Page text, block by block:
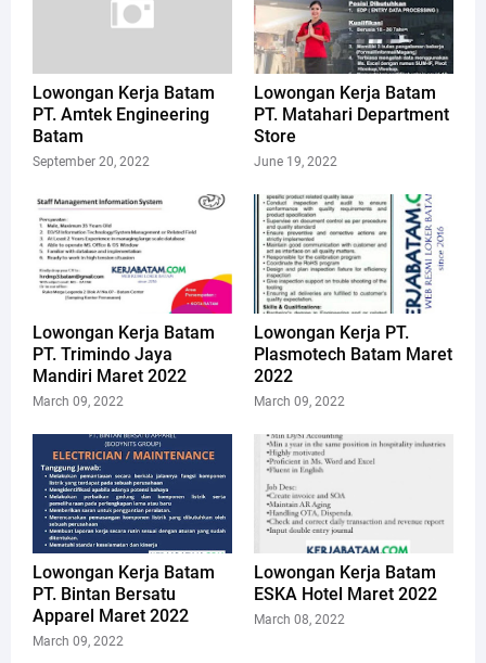
Lowongan Kerja Batam
PT. Amtek Engineering
Batam
September 20, 2022
Lowongan Kerja Batam
PT. Matahari Department
Store
June 19, 2022
Lowongan Kerja Batam
PT. Trimindo Jaya
Mandiri Maret 2022
March 09, 2022
Lowongan Kerja PT.
Plasmotech Batam Maret
2022
March 09, 2022
Lowongan Kerja Batam
PT. Bintan Bersatu
Apparel Maret 2022
March 09, 2022
Lowongan Kerja Batam
ESKA Hotel Maret 2022
March 08, 2022